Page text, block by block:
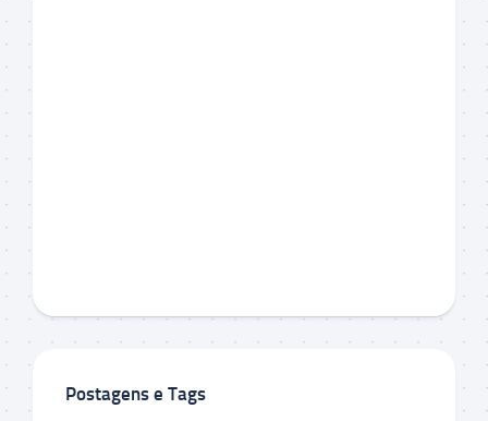
Postagens e Tags